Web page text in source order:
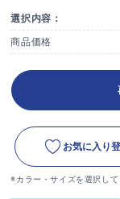
選択内容：
商品価格
お気に入り
※カラー・サイズを選択して